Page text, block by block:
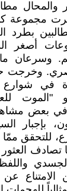
والمحال
مجموعة
بطرد
أصغر
وسرعان
في
"الموت
بعض مشاهد
بإجبار
للتحقق
تصادف
الامتناع